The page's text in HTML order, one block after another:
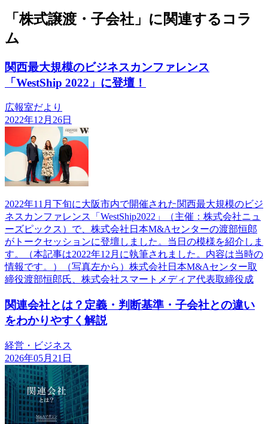
「株式譲渡・子会社」に関連するコラ
ム
関西最大規模のビジネスカンファレンス
「WestShip 2022」に登壇！
広報室だより
2022年12月26日
2022年11月下旬に大阪市内で開催された関西最大規模のビジ
ネスカンファレンス「WestShip2022」（主催：株式会社ニュ
ーズピックス）で、株式会社日本M&Aセンターの渡部恒郎
がトークセッションに登壇しました。当日の模様を紹介しま
す。（本記事は2022年12月に執筆されました。内容は当時の
情報です。）（写真左から）株式会社日本M&Aセンター取
締役渡部恒郎氏、株式会社スマートメディア代表取締役成
関連会社とは？定義・判断基準・子会社との違い
をわかりやすく解説
経営・ビジネス
2026年05月21日